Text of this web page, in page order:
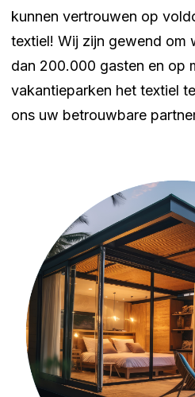
kunnen vertrouwen op
textiel! Wij zijn gewend om
dan 200.000 gasten en op
vakantieparken het textiel
ons uw betrouwbare